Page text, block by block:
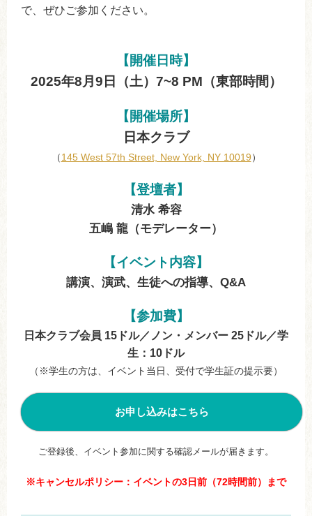
で、ぜひご参加ください。
【開催日時】
2025年8月9日（土）7~8 PM（東部時間）
【開催場所】
日本クラブ
（145 West 57th Street, New York, NY 10019）
【登壇者】
清水 希容
五嶋 龍（モデレーター）
【イベント内容】
講演、演武、生徒への指導、Q&A
【参加費】
日本クラブ会員 15ドル／ノン・メンバー 25ドル／学
生：10ドル
（※学生の方は、イベント当日、受付で学生証の提示要）
お申し込みはこちら
ご登録後、イベント参加に関する確認メールが届きます。
※キャンセルポリシー：イベントの3日前（72時間前）まで